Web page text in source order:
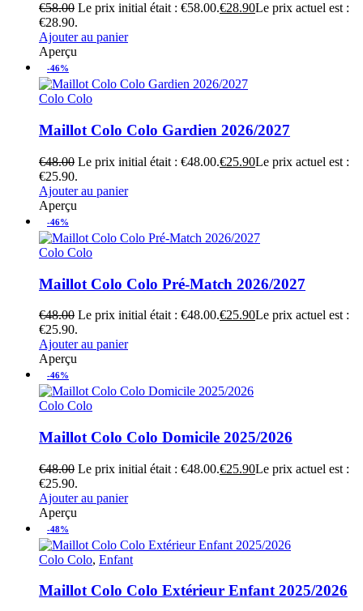
€58.00 Le prix initial était : €58.00.€28.90Le prix actuel est :
€28.90.
Ajouter au panier
Aperçu
-46%
Colo Colo
Maillot Colo Colo Gardien 2026/2027
€48.00 Le prix initial était : €48.00.€25.90Le prix actuel est :
€25.90.
Ajouter au panier
Aperçu
-46%
Colo Colo
Maillot Colo Colo Pré-Match 2026/2027
€48.00 Le prix initial était : €48.00.€25.90Le prix actuel est :
€25.90.
Ajouter au panier
Aperçu
-46%
Colo Colo
Maillot Colo Colo Domicile 2025/2026
€48.00 Le prix initial était : €48.00.€25.90Le prix actuel est :
€25.90.
Ajouter au panier
Aperçu
-48%
Colo Colo, Enfant
Maillot Colo Colo Extérieur Enfant 2025/2026